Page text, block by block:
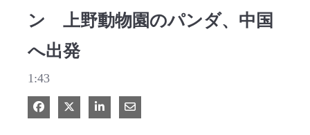
ン 上野動物園のパンダ、中国
へ出発
1:43
Facebook で共有
Xで共有する
LinkedIn で共有
電子メールで共有